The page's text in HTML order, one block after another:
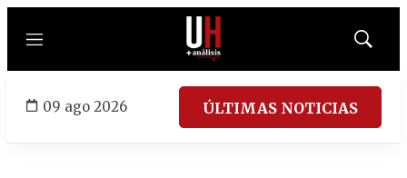
Menú
Mostrar
09 ago 2026 ÚLTIMAS NOTICIAS